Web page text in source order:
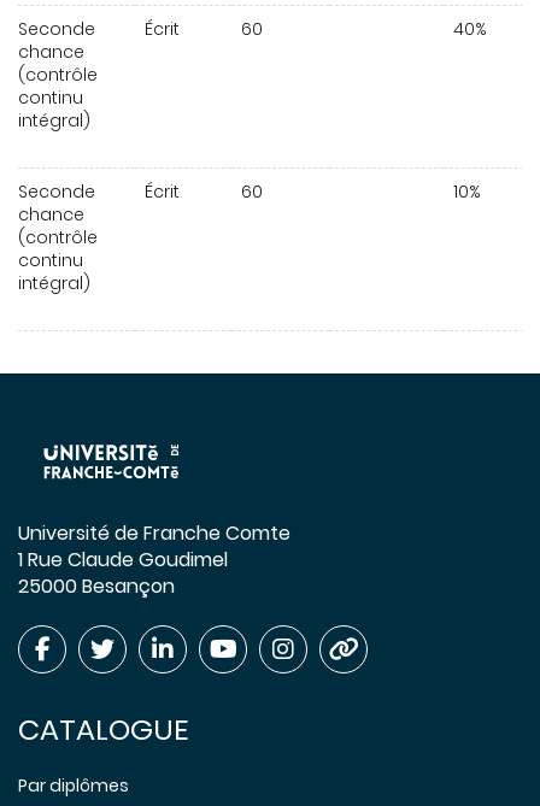
Seconde
chance
(contrôle
continu
intégral)
Écrit 60 40%
Seconde
chance
(contrôle
continu
intégral)
Écrit 60 10%
Université de Franche Comte
1 Rue Claude Goudimel
25000 Besançon
CATALOGUE
Par diplômes